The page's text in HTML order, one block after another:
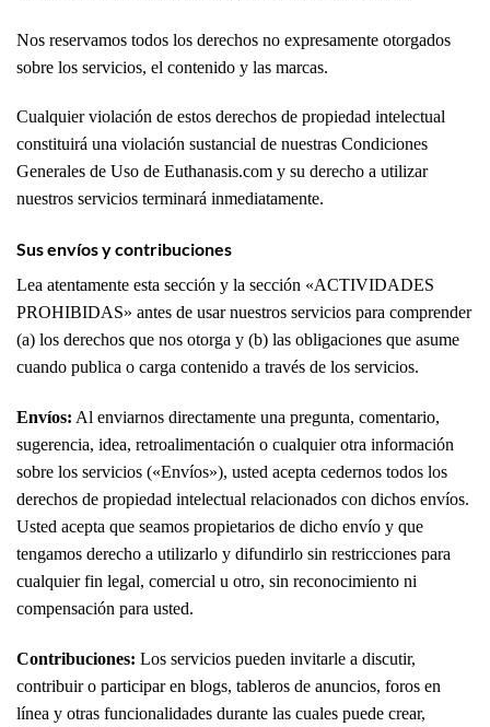
Nos reservamos todos los derechos no expresamente otorgados
sobre los servicios, el contenido y las marcas.
Cualquier violación de estos derechos de propiedad intelectual
constituirá una violación sustancial de nuestras Condiciones
Generales de Uso de Euthanasis.com y su derecho a utilizar
nuestros servicios terminará inmediatamente.
Sus envíos y contribuciones
Lea atentamente esta sección y la sección «ACTIVIDADES
PROHIBIDAS» antes de usar nuestros servicios para comprender
(a) los derechos que nos otorga y (b) las obligaciones que asume
cuando publica o carga contenido a través de los servicios.
Envíos: Al enviarnos directamente una pregunta, comentario,
sugerencia, idea, retroalimentación o cualquier otra información
sobre los servicios («Envíos»), usted acepta cedernos todos los
derechos de propiedad intelectual relacionados con dichos envíos.
Usted acepta que seamos propietarios de dicho envío y que
tengamos derecho a utilizarlo y difundirlo sin restricciones para
cualquier fin legal, comercial u otro, sin reconocimiento ni
compensación para usted.
Contribuciones: Los servicios pueden invitarle a discutir,
contribuir o participar en blogs, tableros de anuncios, foros en
línea y otras funcionalidades durante las cuales puede crear,